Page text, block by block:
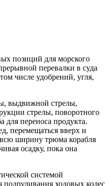
позиций для морского
перевалки в суда
числе удобрений, угля,
выдвижной стрелы,
стрелы, поворотного
для переноса продукта.
перемещаться вверх и
ширину трюма корабля
осадку, пока она
системой
подруливания ходовых колес